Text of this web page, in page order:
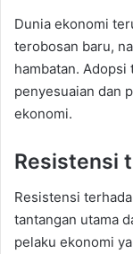
Dunia ekonomi
terobosan baru,
hambatan.
penyesuaian dan
ekonomi.
Resistensi
Resistensi
tantangan utama
pelaku ekonomi